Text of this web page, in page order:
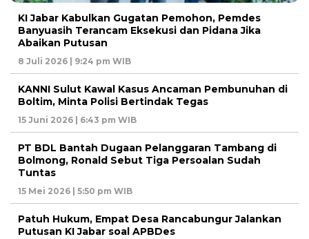
KI Jabar Kabulkan Gugatan Pemohon, Pemdes
Banyuasih Terancam Eksekusi dan Pidana Jika
Abaikan Putusan
8 Juli 2026 | 9:24 pm WIB
KANNI Sulut Kawal Kasus Ancaman Pembunuhan di
Boltim, Minta Polisi Bertindak Tegas
15 Juni 2026 | 6:43 pm WIB
PT BDL Bantah Dugaan Pelanggaran Tambang di
Bolmong, Ronald Sebut Tiga Persoalan Sudah
Tuntas
15 Mei 2026 | 5:50 pm WIB
Patuh Hukum, Empat Desa Rancabungur Jalankan
Putusan KI Jabar soal APBDes